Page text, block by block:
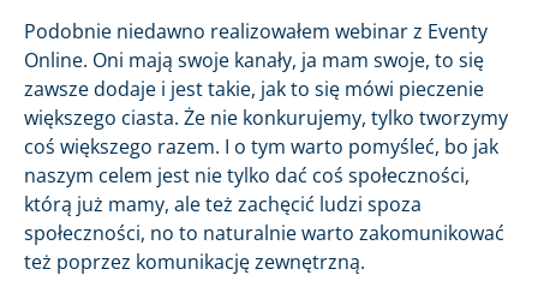
Podobnie niedawno realizowałem webinar z Eventy
Online. Oni mają swoje kanały, ja mam swoje, to się
zawsze dodaje i jest takie, jak to się mówi pieczenie
większego ciasta. Że nie konkurujemy, tylko tworzymy
coś większego razem. I o tym warto pomyśleć, bo jak
naszym celem jest nie tylko dać coś społeczności,
którą już mamy, ale też zachęcić ludzi spoza
społeczności, no to naturalnie warto zakomunikować
też poprzez komunikację zewnętrzną.